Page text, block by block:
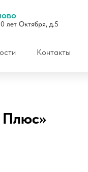
Контакты
лет Октября, д.5